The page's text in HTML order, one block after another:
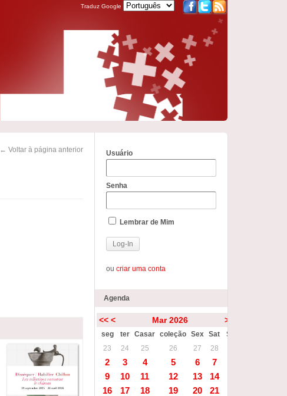
Traduz Google
← Voltar à página anterior Usuário
Senha
Lembrar de Mim
oucriar uma conta
Agenda
<< < Mar 2026 >
seg ter Casar coleção Sex Sat
Sun
23
24 25 26 27 28
2
3 4 5 6 7
9
10 11 12 13 14
16
17 18 19 20 21